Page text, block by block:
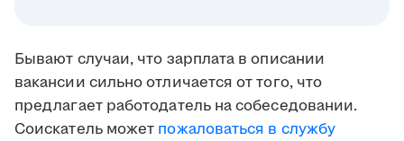
Бывают случаи, что зарплата в описании
вакансии сильно отличается от того, что
предлагает работодатель на собеседовании.
Соискатель может пожаловаться в службу